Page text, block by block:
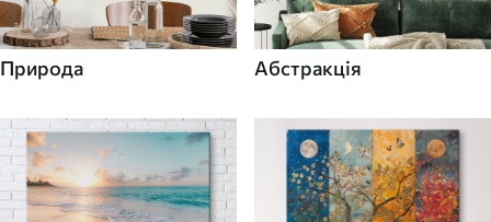
Природа Абстракція